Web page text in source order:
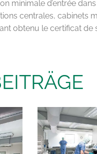
minimale d’entrée
centrales, cabinets
obtenu le certificat de